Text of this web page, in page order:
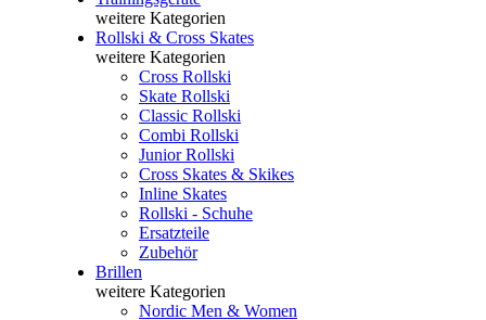
weitere Kategorien
Rollski & Cross Skates
weitere Kategorien
Cross Rollski
Skate Rollski
Classic Rollski
Combi Rollski
Junior Rollski
Cross Skates & Skikes
Inline Skates
Rollski - Schuhe
Ersatzteile
Zubehör
Brillen
weitere Kategorien
Nordic Men & Women